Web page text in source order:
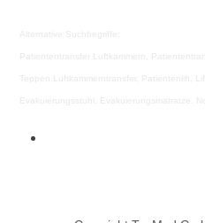
Alternative Suchbegriffe:
Patiententransfer Luftkammern,
Teppen,Luftkammerntransfer, Patientenlift,
Evakuierungsstuhl, Evakuierungsmatratze,